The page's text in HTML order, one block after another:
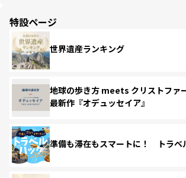
特設ページ
世界遺産ランキング
地球の歩き方 meets クリストファ
最新作『オデュッセイア』
準備も滞在もスマートに！ トラベ